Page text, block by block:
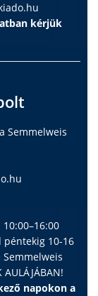
kérjük
Semmelweis
10-16
AULÁJÁBAN!
napokon a